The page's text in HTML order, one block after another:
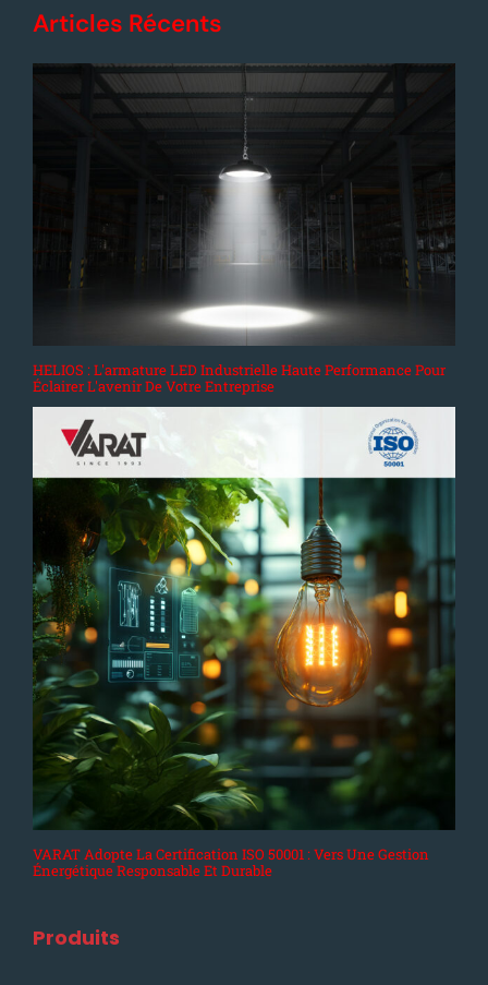
Articles Récents
HELIOS : L'armature LED Industrielle Haute Performance Pour
Éclairer L'avenir De Votre Entreprise
VARAT Adopte La Certification ISO 50001 : Vers Une Gestion
Énergétique Responsable Et Durable
Produits